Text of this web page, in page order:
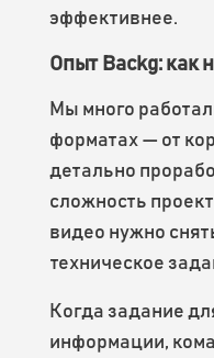
эффективнее.
Опыт Backg: как
Мы много
форматах — от
детально
сложность
видео нужно
техническое
Когда задание
информации,